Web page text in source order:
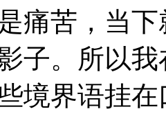
痛苦，当
子。所以
境界语挂